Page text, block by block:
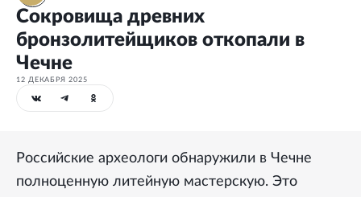
Сокровища древних
бронзолитейщиков откопали в
Чечне
12 ДЕКАБРЯ 2025
Российские археологи обнаружили в Чечне
полноценную литейную мастерскую. Это